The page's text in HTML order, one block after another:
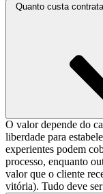
Quanto custa
O valor depende do
liberdade para
experientes podem
processo, enquanto
valor que o cliente
vitória). Tudo deve